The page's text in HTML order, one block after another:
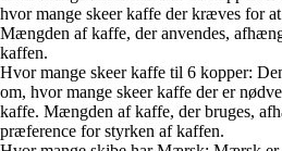
hvor mange skeer kaffe der kræves for
Mængden af kaffe, der anvendes,
kaffen.
Hvor mange skeer kaffe til 6 kopper:
om, hvor mange skeer kaffe der er
kaffe. Mængden af kaffe, der bruges,
præference for styrken af kaffen.